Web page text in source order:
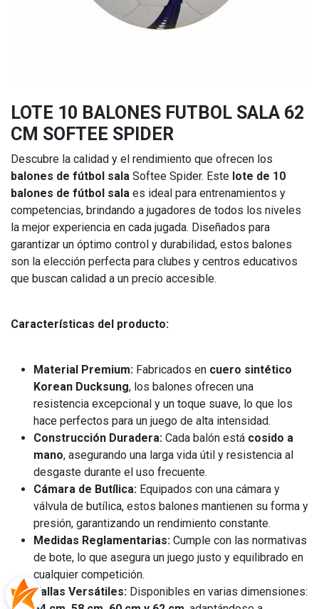
LOTE 10 BALONES FUTBOL SALA 62
CM SOFTEE SPIDER
Descubre la calidad y el rendimiento que ofrecen los
balones de fútbol sala Softee Spider. Este lote de 10
balones de fútbol sala es ideal para entrenamientos y
competencias, brindando a jugadores de todos los niveles
la mejor experiencia en cada jugada. Diseñados para
garantizar un óptimo control y durabilidad, estos balones
son la elección perfecta para clubes y centros educativos
que buscan calidad a un precio accesible.
Características del producto:
Material Premium: Fabricados en cuero sintético
Korean Ducksung, los balones ofrecen una
resistencia excepcional y un toque suave, lo que los
hace perfectos para un juego de alta intensidad.
Construcción Duradera: Cada balón está cosido a
mano, asegurando una larga vida útil y resistencia al
desgaste durante el uso frecuente.
Cámara de Butílica: Equipados con una cámara y
válvula de butílica, estos balones mantienen su forma y
presión, garantizando un rendimiento constante.
Medidas Reglamentarias: Cumple con las normativas
de bote, lo que asegura un juego justo y equilibrado en
cualquier competición.
Tallas Versátiles: Disponibles en varias dimensiones: